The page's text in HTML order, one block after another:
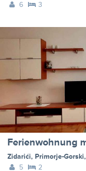
6
3
Zidarići, Primorje-Gorski,
5
2